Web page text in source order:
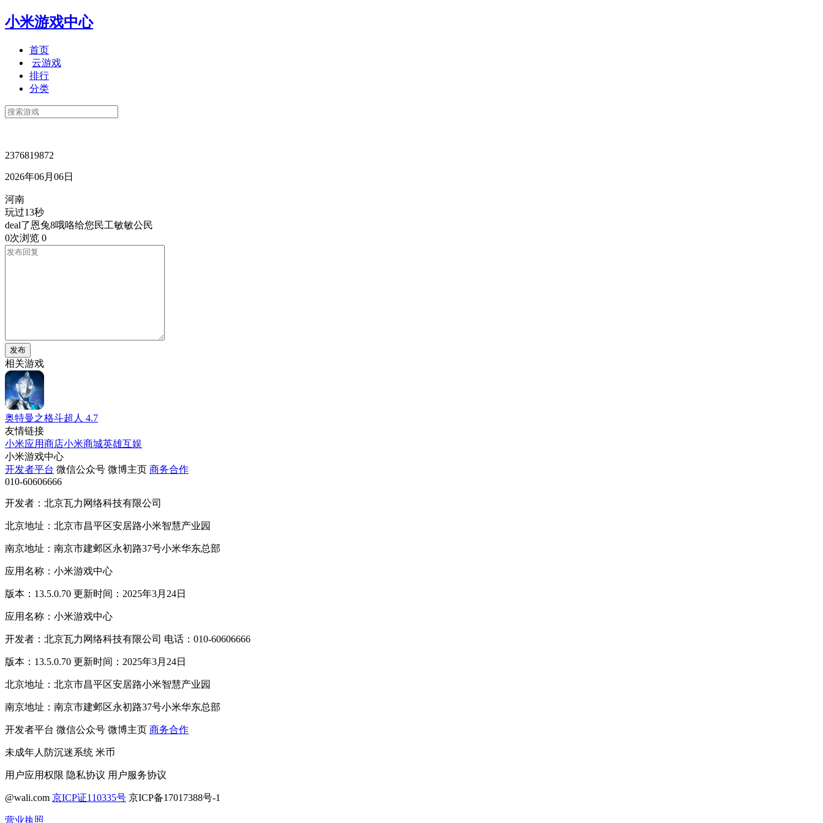
小米游戏中心
首页
云游戏
排行
分类
2376819872
2026年06月06日
河南
玩过13秒
deal了恩兔8哦咯给您民工敏敏公民
0次浏览 0
发布
相关游戏
奥特曼之格斗超人 4.7
友情链接
小米应用商店小米商城英雄互娱
小米游戏中心
开发者平台 微信公众号 微博主页 商务合作
010-60606666
开发者：北京瓦力网络科技有限公司
北京地址：北京市昌平区安居路小米智慧产业园
南京地址：南京市建邺区永初路37号小米华东总部
应用名称：小米游戏中心
版本：13.5.0.70 更新时间：2025年3月24日
应用名称：小米游戏中心
开发者：北京瓦力网络科技有限公司 电话：010-60606666
版本：13.5.0.70 更新时间：2025年3月24日
北京地址：北京市昌平区安居路小米智慧产业园
南京地址：南京市建邺区永初路37号小米华东总部
开发者平台 微信公众号 微博主页 商务合作
未成年人防沉迷系统 米币
用户应用权限 隐私协议 用户服务协议
@wali.com 京ICP证110335号 京ICP备17017388号-1
营业执照